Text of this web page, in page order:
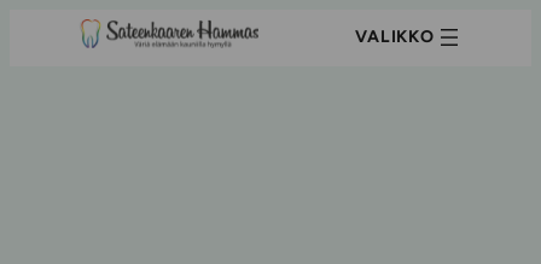
sisältöön